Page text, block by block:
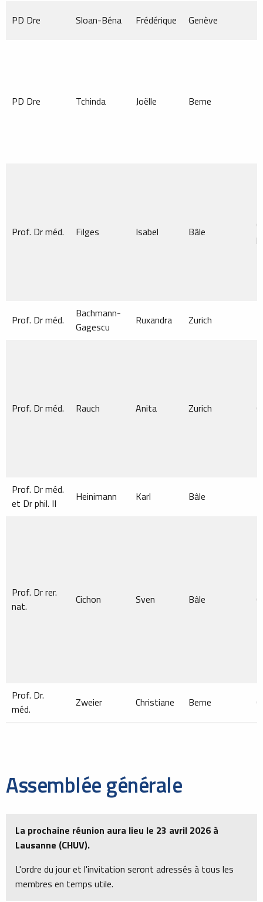
PD Dre Sloan-Béna Frédérique Genève
PD Dre Tchinda Joëlle Berne
Prof. Dr méd. Filges Isabel Bâle
Prof. Dr méd.
Bachmann-
Gagescu
Ruxandra Zurich
Prof. Dr méd. Rauch Anita Zurich
Prof. Dr méd.
et Dr phil. II
Heinimann Karl Bâle
Prof. Dr rer.
nat.
Cichon Sven Bâle
Prof. Dr.
méd.
Zweier Christiane Berne
Assemblée générale
La prochaine réunion aura lieu le 23 avril 2026 à
Lausanne (CHUV).
L'ordre du jour et l'invitation seront adressés à tous les
membres en temps utile.